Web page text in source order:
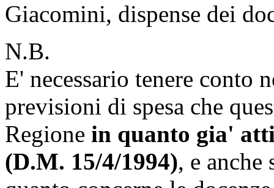
Giacomini, dispense dei
N.B.
E' necessario tenere conto
previsioni di spesa che
Regione in quanto gia'
(D.M. 15/4/1994), e